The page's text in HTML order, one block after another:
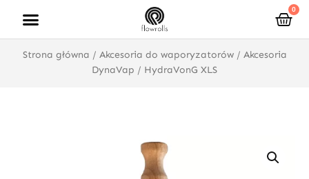
treści
0
Strona główna / Akcesoria do waporyzatorów/ Akcesoria
DynaVap / HydraVonG XLS